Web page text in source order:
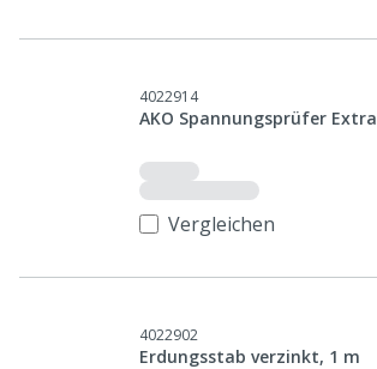
4022914
AKO Spannungsprüfer Extra
Vergleichen
4022902
Erdungsstab verzinkt, 1 m